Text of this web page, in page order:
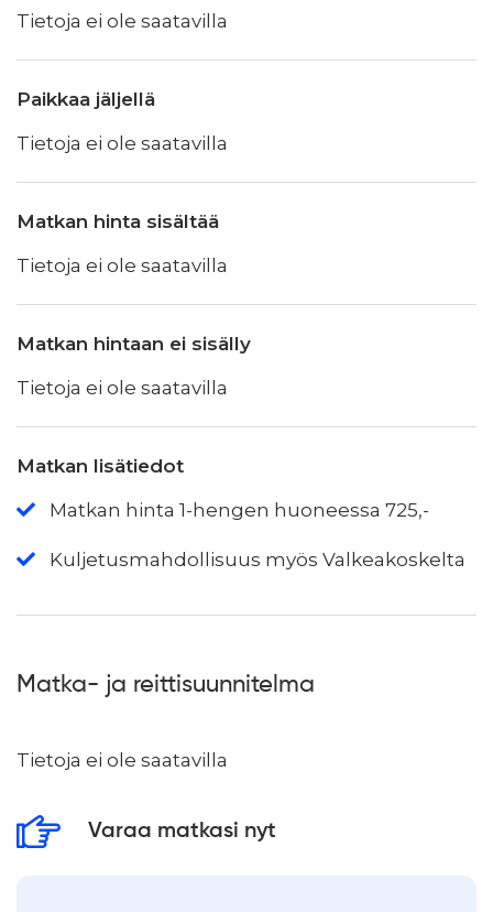
Tietoja ei ole saatavilla
Paikkaa jäljellä
Tietoja ei ole saatavilla
Matkan hinta sisältää
Tietoja ei ole saatavilla
Matkan hintaan ei sisälly
Tietoja ei ole saatavilla
Matkan lisätiedot
Matkan hinta 1-hengen huoneessa 725,-
Kuljetusmahdollisuus myös Valkeakoskelta
Matka- ja reittisuunnitelma
Tietoja ei ole saatavilla
Varaa matkasi nyt